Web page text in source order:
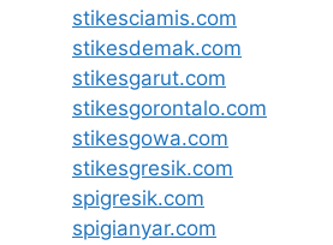
stikesciamis.com
stikesdemak.com
stikesgarut.com
stikesgorontalo.com
stikesgowa.com
stikesgresik.com
spigresik.com
spigianyar.com